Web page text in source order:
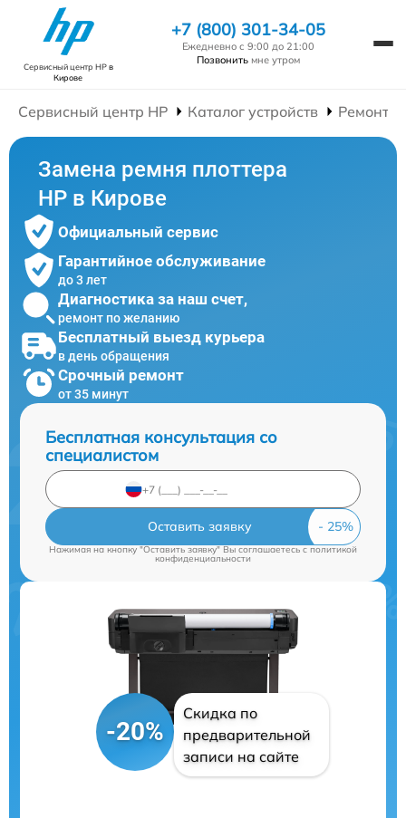
Сервисный центр HPв
Кирове
+7 (800) 301-34-05
Ежедневно с 9:00 до 21:00
Позвонить мне утром
Сервисный центр HP Каталог устройств Ремонт
Замена ремня плоттера
HP в Кирове
Официальный сервис
Гарантийное обслуживание
до 3 лет
Диагностика за наш счет,
ремонт по желанию
Бесплатный выезд курьера
в день обращения
Срочный ремонт
от 35 минут
Бесплатная консультация со
специалистом
Оставить заявку
Нажимая на кнопку "Оставить заявку" Вы соглашаетесь cполитикой
конфиденциальности
-20%
Скидка по
предварительной
записи на сайте